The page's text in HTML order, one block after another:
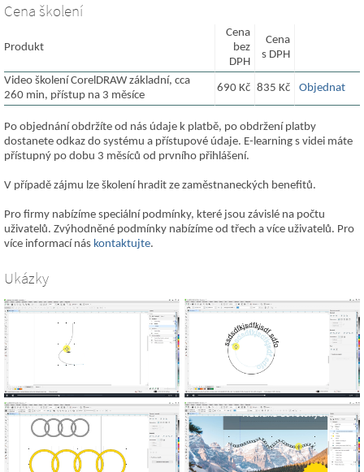
Cena školení
Produkt
Cena
bez
DPH
Cena
s DPH
Video školení CorelDRAW základní, cca
260 min, přístup na 3 měsíce
690 Kč 835 Kč Objednat
Po objednání obdržíte od nás údaje k platbě, po obdržení platby
dostanete odkaz do systému a přístupové údaje. E-learning s videi máte
přístupný po dobu 3 měsíců od prvního přihlášení.
V případě zájmu lze školení hradit ze zaměstnaneckých benefitů.
Pro firmy nabízíme speciální podmínky, které jsou závislé na počtu
uživatelů. Zvýhodněné podmínky nabízíme od třech a více uživatelů. Pro
více informací nás kontaktujte.
Ukázky